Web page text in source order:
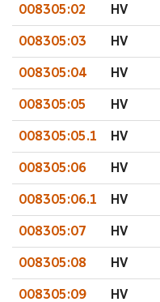
008305:02 HV
008305:03 HV
008305:04 HV
008305:05 HV
008305:05.1 HV
008305:06 HV
008305:06.1 HV
008305:07 HV
008305:08 HV
008305:09 HV